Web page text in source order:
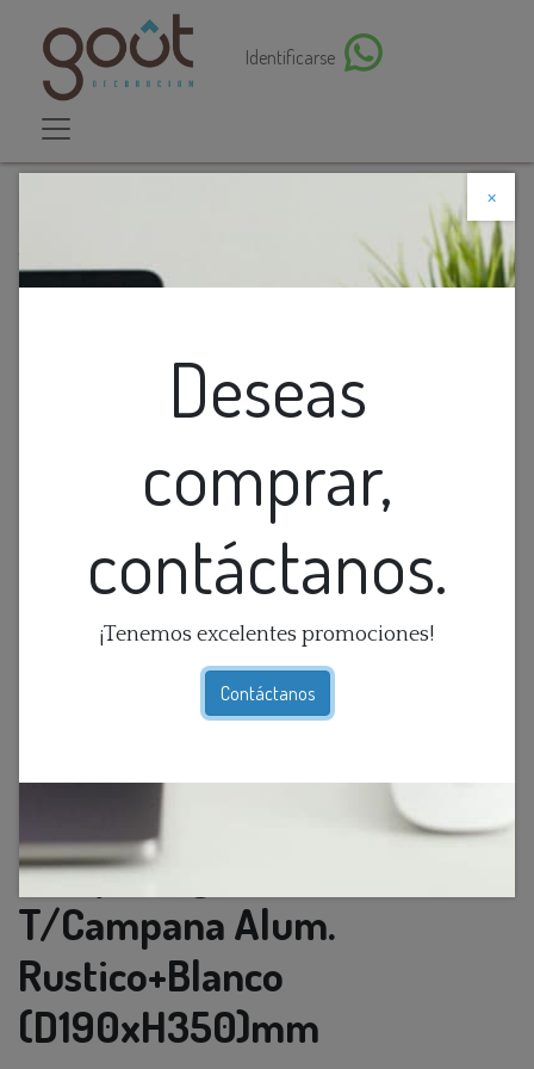
Identificarse
×
Deseas
comprar,
contáctanos.
¡Tenemos excelentes promociones!
Contáctanos
Descuento web
Lamp. Colg. 1L E27 T/Campana Alum. Rustico+Blanco
Lamp. Colg. 1L E27
T/Campana Alum.
Rustico+Blanco
(D190xH350)mm